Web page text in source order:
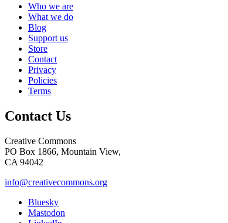
Who we are
What we do
Blog
Support us
Store
Contact
Privacy
Policies
Terms
Contact Us
Creative Commons
PO Box 1866, Mountain View,
CA 94042
info@creativecommons.org
Bluesky
Mastodon